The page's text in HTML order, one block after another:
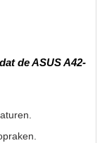
de ASUS A42-